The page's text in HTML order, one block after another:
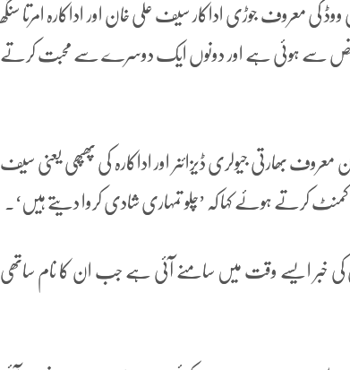
کی معروف جوڑی اداکار سیف علی خان اور اداکارہ امرتا سنگھ
شخص سے ہوئی ہے اور دونوں ایک دوسرے سے محبت کرتے
بھارتی جیولری ڈیزائنر اور اداکارہ کی پھپھی یعنی سیف
کرتے ہوئے کہا کہ ’چلو تمہاری شادی کروا دیتے ہیں‘۔
کی خبر ایسے وقت میں سامنے آئی ہے جب ان کا نام ساتھی